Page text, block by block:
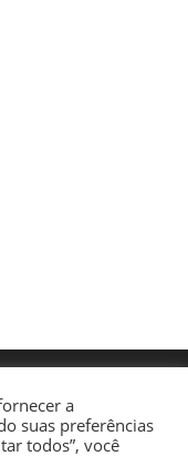
a
suas preferências
todos”, você